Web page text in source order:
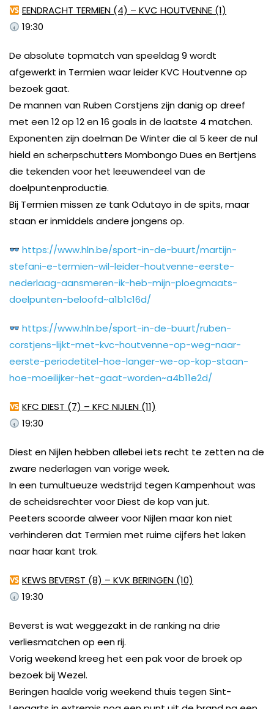
EENDRACHT TERMIEN (4) – KVC HOUTVENNE (1)
19:30
De absolute topmatch van speeldag 9 wordt
afgewerkt in Termien waar leider KVC Houtvenne op
bezoek gaat.
De mannen van Ruben Corstjens zijn danig op dreef
met een 12 op 12 en 16 goals in de laatste 4 matchen.
Exponenten zijn doelman De Winter die al 5 keer de nul
hield en scherpschutters Mombongo Dues en Bertjens
die tekenden voor het leeuwendeel van de
doelpuntenproductie.
Bij Termien missen ze tank Odutayo in de spits, maar
staan er inmiddels andere jongens op.
https://www.hln.be/sport-in-de-buurt/martijn-
stefani-e-termien-wil-leider-houtvenne-eerste-
nederlaag-aansmeren-ik-heb-mijn-ploegmaats-
doelpunten-beloofd~a1b1c16d/
https://www.hln.be/sport-in-de-buurt/ruben-
corstjens-lijkt-met-kvc-houtvenne-op-weg-naar-
eerste-periodetitel-hoe-langer-we-op-kop-staan-
hoe-moeilijker-het-gaat-worden~a4b11e2d/
KFC DIEST (7) – KFC NIJLEN (11)
19:30
Diest en Nijlen hebben allebei iets recht te zetten na de
zware nederlagen van vorige week.
In een tumultueuze wedstrijd tegen Kampenhout was
de scheidsrechter voor Diest de kop van jut.
Peeters scoorde alweer voor Nijlen maar kon niet
verhinderen dat Termien met ruime cijfers het laken
naar haar kant trok.
KEWS BEVERST (8) – KVK BERINGEN (10)
19:30
Beverst is wat weggezakt in de ranking na drie
verliesmatchen op een rij.
Vorig weekend kreeg het een pak voor de broek op
bezoek bij Wezel.
Beringen haalde vorig weekend thuis tegen Sint-